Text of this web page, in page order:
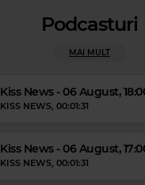
Podcasturi
MAI MULT
Kiss News - 06 August,
KISS NEWS, 00:01:31
Kiss News - 06 August,
KISS NEWS, 00:01:31